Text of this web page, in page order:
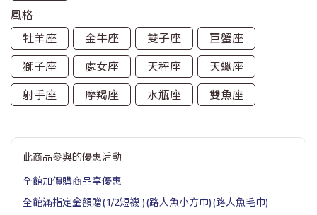
風格
牡羊座
金牛座 雙子座 巨蟹座
獅子座 處女座 天秤座 天蠍座
射手座 摩羯座 水瓶座 雙魚座
此商品參與的優惠活動
全館加價購商品享優惠
全館滿指定金額贈(1/2短襪 )(路人魚小方巾)(路人魚毛巾)